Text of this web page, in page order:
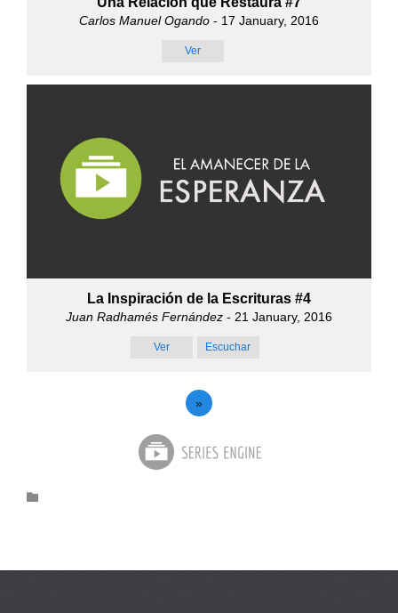
Carlos Manuel Ogando - 17 January, 2016
Ver
La Inspiración de la Escrituras #4
Juan Radhamés Fernández - 21 January, 2016
Ver Escuchar
»
